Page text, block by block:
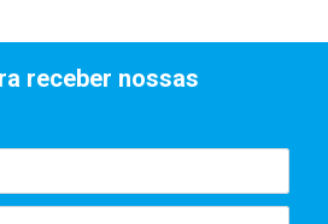
receber nossas